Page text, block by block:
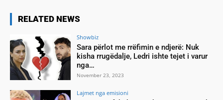
RELATED NEWS
Showbiz
Sara përlot me rrëfimin e ndjerë: Nuk
kisha rrugëdalje, Ledri ishte tejet i varur
nga…
November 23, 2023
Lajmet nga emisioni